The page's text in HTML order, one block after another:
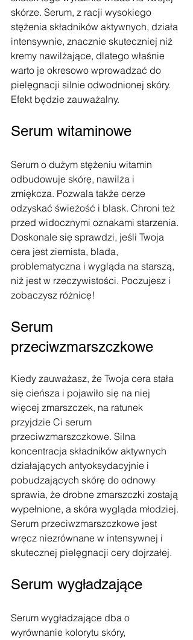
skórze. Serum, z racji wysokiego
stężenia składników aktywnych, działa
intensywnie, znacznie skuteczniej niż
kremy nawilżające, dlatego właśnie
warto je okresowo wprowadzać do
pielęgnacji silnie odwodnionej skóry.
Efekt będzie zauważalny.
Serum witaminowe
Serum o dużym stężeniu witamin
odbudowuje skórę, nawilża i
zmiękcza. Pozwala także cerze
odzyskać świeżość i blask. Chroni też
przed widocznymi oznakami starzenia.
Doskonale się sprawdzi, jeśli Twoja
cera jest ziemista, blada,
problematyczna i wygląda na starszą,
niż jest w rzeczywistości. Poczujesz i
zobaczysz różnicę!
Serum
przeciwzmarszczkowe
Kiedy zauważasz, że Twoja cera stała
się cieńsza i pojawiło się na niej
więcej zmarszczek, na ratunek
przyjdzie Ci serum
przeciwzmarszczkowe. Silna
koncentracja składników aktywnych
działających antyoksydacyjnie i
pobudzających skórę do odnowy
sprawia, że drobne zmarszczki zostają
wypełnione, a skóra wygląda młodziej.
Serum przeciwzmarszczkowe jest
wręcz niezrównane w intensywnej i
skutecznej pielęgnacji cery dojrzałej.
Serum wygładzające
Serum wygładzające dba o
wyrównanie kolorytu skóry,